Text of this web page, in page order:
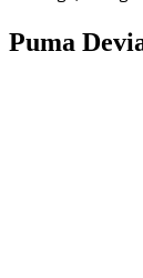
Puma